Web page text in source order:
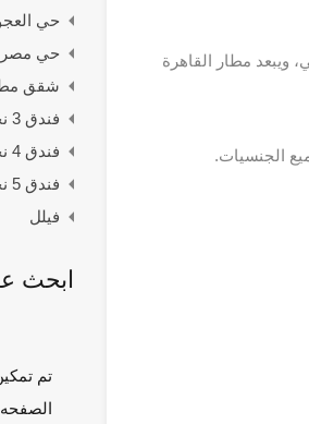
وعلى بُعد 14 كم من خان الخليلي، ويبعد مطار القاهرة
حي
حي مصر
شقق
فندق 3 نجوم
فندق 4 نجوم
فندق 5 نجوم
فيلل
ابحث
تم